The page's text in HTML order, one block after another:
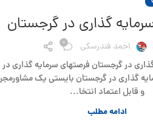
گذاری در گرجستان
احمد فندرسکی 0
در گرجستان فرصتهای سرمایه گذاری در
گذاری در گرجستان بایستی یک
و قابل اعتماد انتخا...
ادامه مطلب